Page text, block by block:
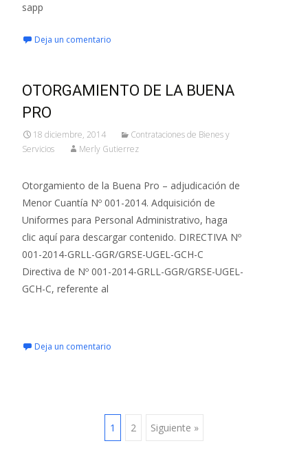
sapp
Deja un comentario
OTORGAMIENTO DE LA BUENA
PRO
18 diciembre, 2014
Contrataciones de Bienes y
Servicios
Merly Gutierrez
Otorgamiento de la Buena Pro – adjudicación de
Menor Cuantía Nº 001-2014. Adquisición de
Uniformes para Personal Administrativo, haga
clic aquí para descargar contenido. DIRECTIVA Nº
001-2014-GRLL-GGR/GRSE-UGEL-GCH-C
Directiva de Nº 001-2014-GRLL-GGR/GRSE-UGEL-
GCH-C, referente al
Deja un comentario
Navegación
1 2 Siguiente »